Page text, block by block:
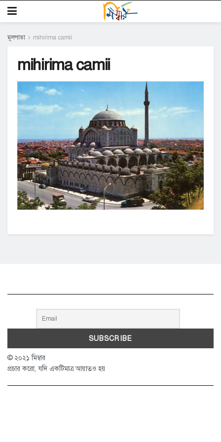
মূলপাতা mihirima camii
mihirima camii
© ২০২১ মিম্বার
প্রচার করো, যদি একটিমাত্র আয়াতও হয়